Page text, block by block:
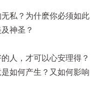
私？为什麽你必须如此
神圣？
人，才可以心安理得？
如何产生？又如何影响